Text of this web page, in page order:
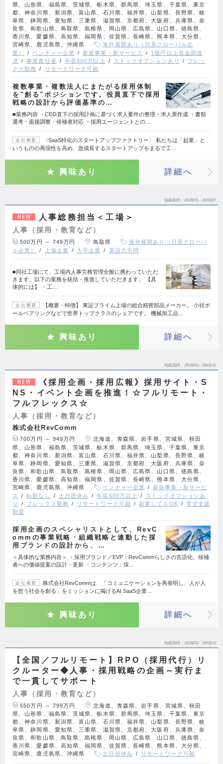
県、山形県、福島県、茨城県、栃木県、群馬県、埼玉県、千葉県、東京
都、神奈川県、新潟県、富山県、石川県、福井県、山梨県、長野県、岐
阜県、静岡県、愛知県、三重県、滋賀県、京都府、大阪府、兵庫県、奈
良県、和歌山県、鳥取県、島根県、岡山県、広島県、山口県、徳島県、
香川県、愛媛県、高知県、福岡県、佐賀県、長崎県、熊本県、大分県、
宮崎県、鹿児島県、沖縄県
海外展開あり（日系グローバル企
業）
ベンチャー企業 新規事業・新サービス
1億円以上資金調達
済
事業責任者 年収600万以上 ストックオプションあり
フレッ
クス勤務
リモートワーク可能
複数事業・複数法人にまたがる採用体制
を"創る"ポジションです。役員直下で採用
戦略の設計から評価基準の…
■業務内容 ・CEO直下の採用計画に基づく求人要件の整理・求人票作成 ・書類
選考・面接調整・候補者対応 ・採用エージェントとの…
会社概要
〈SaaS特化のスタートアップファクトリー〉 私たちは「起業」と
いうものの再現性を高め、急成長するスタートアップをまるで工…
興味あり 詳細へ
掲載期間 26/08/05～26/09/07
NEW 人事総務担当＜工場＞
人事（採用・教育など）
500万円 ～ 749万円 鳥取県
海外展開あり（日系グローバ
ル企業）
上場企業 大手企業 英語力不問
■同社工場にて、工場内人事労務管理全般に携わっていただ
きます。以下の業務を統括・推進していただきます。 【具
体的には】 ・工…
会社概要
【概要・特徴】 東証プライム上場の総合精密部品メーカー。 小径ボ
ールベアリングなどで世界トップクラスのシェアです。 機械加工品…
興味あり 詳細へ
掲載期間 26/08/03～26/08/16
NEW
《採用企画・採用広報》採用サイト・S
NS・イベント企画を推進！☆フルリモート・
フルフレックス☆
人事（採用・教育など）
株式会社RevComm
700万円 ～ 949万円
北海道、青森県、岩手県、宮城県、秋田
県、山形県、福島県、茨城県、栃木県、群馬県、埼玉県、千葉県、東京
都、神奈川県、新潟県、富山県、石川県、福井県、山梨県、長野県、岐
阜県、静岡県、愛知県、三重県、滋賀県、京都府、大阪府、兵庫県、奈
良県、和歌山県、鳥取県、島根県、岡山県、広島県、山口県、徳島県、
香川県、愛媛県、高知県、福岡県、佐賀県、長崎県、熊本県、大分県、
宮崎県、鹿児島県、沖縄県
ベンチャー企業
新規事業・新サービ
ス
転勤なし 土日祝休み 年収600万以上
ストックオプションあ
り
フレックス勤務 リモートワーク可能 副業してもOK
育児支援
制度
採用企画のスペシャリストとして、RevC
ommの事業戦略・組織戦略と連動した採
用ブランドの設計から、…
＜具体的な業務内容＞ ・採用ブランド／EVP：RevCommらしさの言語化、候補
者への価値提案の設計・更新 ・コンテンツ：採…
会社概要
株式会社RevCommは、「コミュニケーションを再発明し、人が人
を想う社会を創る」をミッションに掲げるAI SaaS企業…
興味あり 詳細へ
掲載期間 26/08/03～26/08/16
【全国／フルリモート】RPO（採用代行）リ
クルーター◆人事・採用戦略の企画～実行ま
で一貫してサポート
人事（採用・教育など）
550万円 ～ 799万円
北海道、青森県、岩手県、宮城県、秋田
県、山形県、福島県、茨城県、栃木県、群馬県、埼玉県、千葉県、東京
都、神奈川県、新潟県、富山県、石川県、福井県、山梨県、長野県、岐
阜県、静岡県、愛知県、三重県、滋賀県、京都府、大阪府、兵庫県、奈
良県、和歌山県、鳥取県、島根県、岡山県、広島県、山口県、徳島県、
香川県、愛媛県、高知県、福岡県、佐賀県、長崎県、熊本県、大分県、
宮崎県、鹿児島県、沖縄県
土日祝休み リモートワーク可能